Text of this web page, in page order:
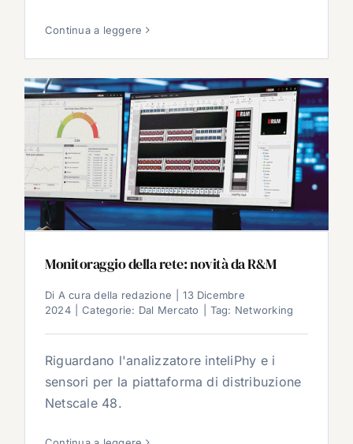
Continua a leggere
Monitoraggio della rete: novità da R&M
Di A cura della redazione
13 Dicembre
2024
Categorie: Dal Mercato Tag: Networking
Riguardano l'analizzatore inteliPhy e i
sensori per la piattaforma di distribuzione
Netscale 48.